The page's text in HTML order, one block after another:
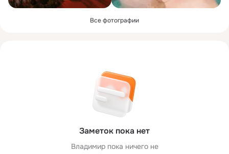
Все фотографии
Заметок пока нет
Владимир пока ничего не